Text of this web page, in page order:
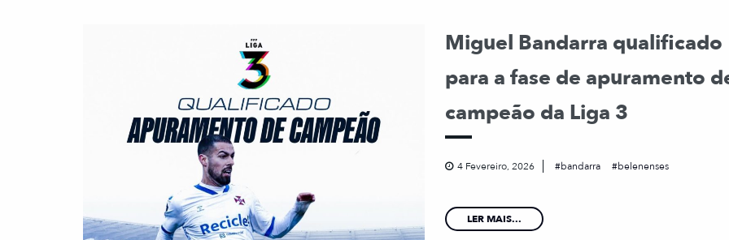
Miguel Bandarra qualificado
para a fase de apuramento
campeão da Liga 3
4 Fevereiro, 2026 bandarra belenenses
LER MAIS...